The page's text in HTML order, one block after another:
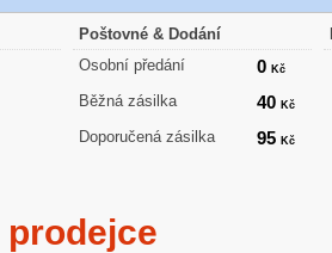
Poštovné & Dodání
Osobní předání
0 Kč
Běžná zásilka 40 Kč
Doporučená zásilka 95 Kč